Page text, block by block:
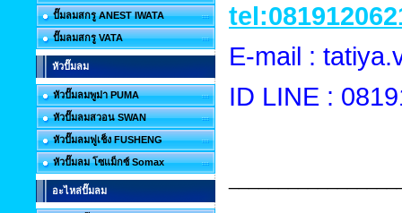
ปั๊มลมสกรู ANEST IWATA
ปั๊มลมสกรู VATA
หัวปั๊มลม
หัวปั๊มลมพูม่า PUMA
หัวปั๊มลมสวอน SWAN
หัวปั๊มลมฟูเช็ง FUSHENG
หัวปั๊มลม โซแม็กซ์ Somax
อะไหล่ปั๊มลม
E-mail :
ID LINE :